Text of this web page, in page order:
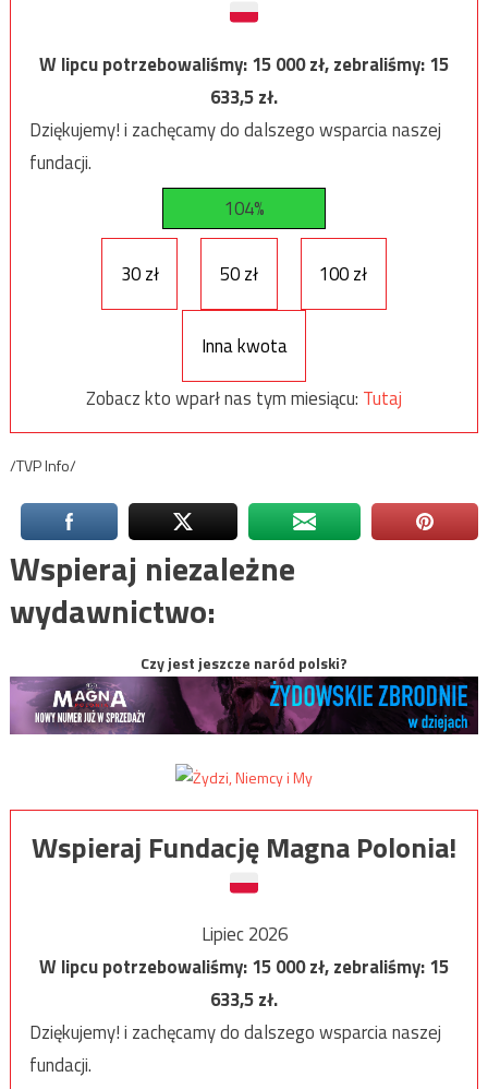
W lipcu potrzebowaliśmy:15 000zł, zebraliśmy:15
633,5zł.
Dziękujemy! i zachęcamy do dalszego wsparcia naszej
fundacji.
104%
30 zł 50 zł 100 zł
Inna kwota
Zobacz kto wparł nas tym miesiącu: Tutaj
/TVP Info/
Wspieraj niezależne
wydawnictwo:
Czy jest jeszcze naród polski?
Wspieraj Fundację Magna Polonia!
Lipiec 2026
W lipcu potrzebowaliśmy:15 000zł, zebraliśmy:15
633,5zł.
Dziękujemy! i zachęcamy do dalszego wsparcia naszej
fundacji.